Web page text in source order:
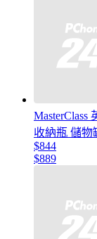
MasterClass
收納瓶 儲物
$844
$889